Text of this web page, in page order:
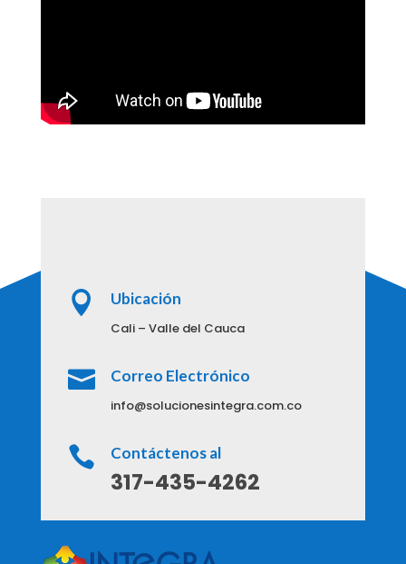
 Ubicación
Cali – Valle del Cauca
 Correo Electrónico
info@solucionesintegra.com.co
 Contáctenos al
317-435-4262